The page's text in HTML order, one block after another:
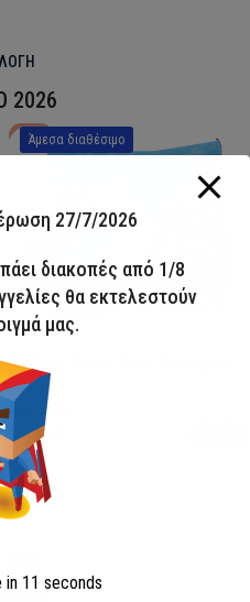
2026
Άμεσα διαθέσιμο
HOT
Παιδικό Μαγιό Boxer Avengers
Avengers
13,00
Επιλογή
27/7/2026
διακοπές από 1/8
θα εκτελεστούν
μας.
in 10 seconds